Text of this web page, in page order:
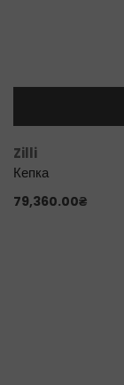
Zilli
Кепка
79,360.00₴